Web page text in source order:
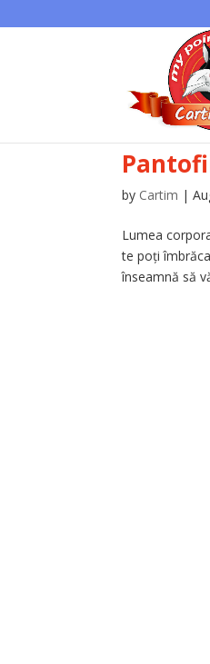
by Cartim |
Lumea
te poți
înseamnă să